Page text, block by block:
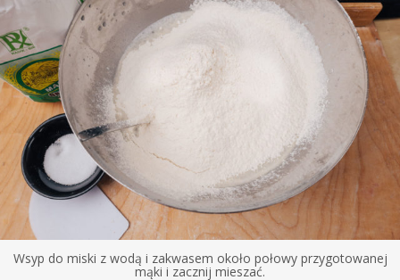
Wsyp do miski z wodą i zakwasem około połowy przygotowanej
mąki i zacznij mieszać.